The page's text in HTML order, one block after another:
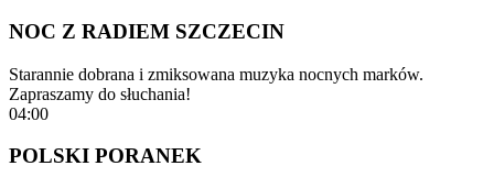
NOC Z RADIEM SZCZECIN
Starannie dobrana i zmiksowana muzyka nocnych marków.
Zapraszamy do słuchania!
04:00
POLSKI PORANEK